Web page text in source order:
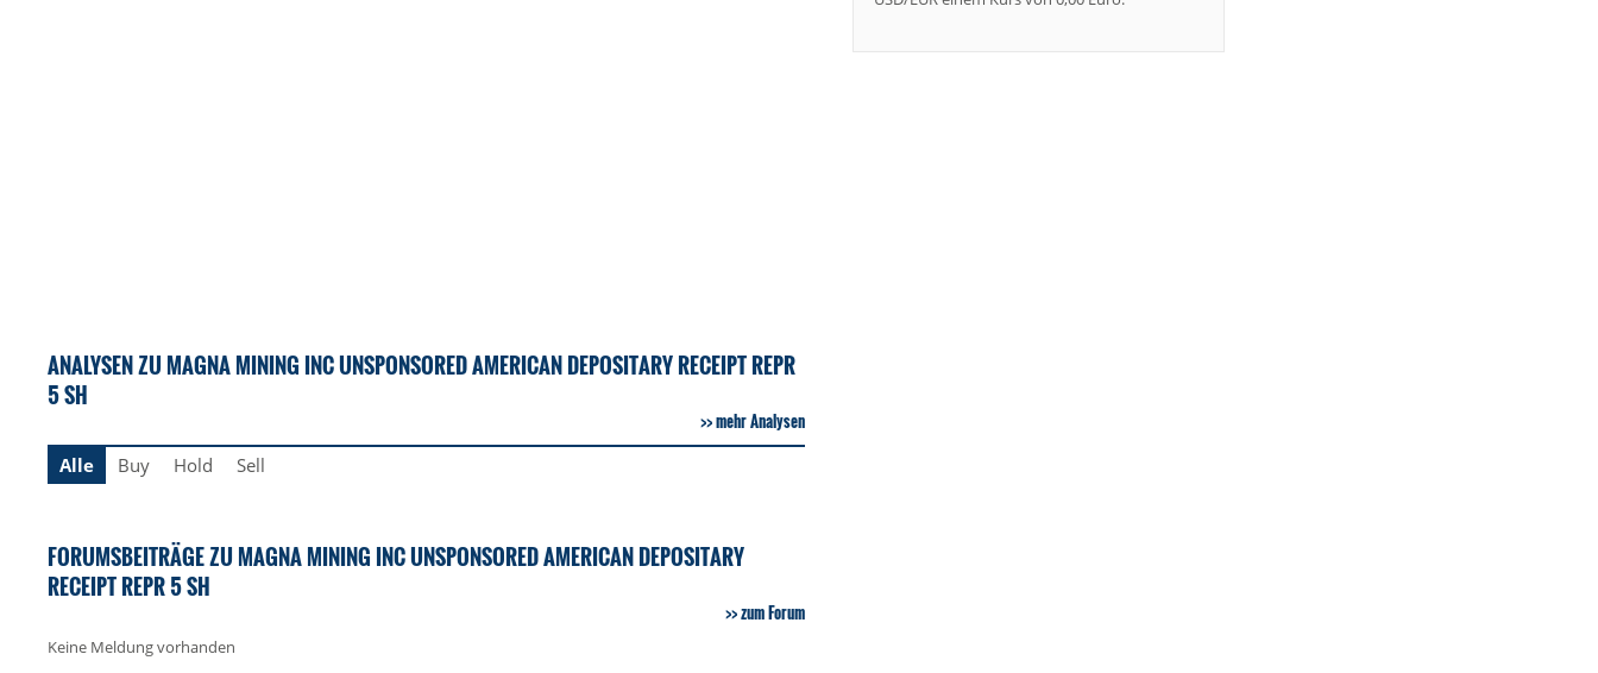
ANALYSEN ZU MAGNA MINING INC UNSPONSORED AMERICAN DEPOSITARY RECEIPT REPR
5 SH
mehr Analysen
Alle
Buy Hold Sell
FORUMSBEITRÄGE ZU MAGNA MINING INC UNSPONSORED AMERICAN DEPOSITARY
RECEIPT REPR 5 SH
zum Forum
Keine Meldung vorhanden